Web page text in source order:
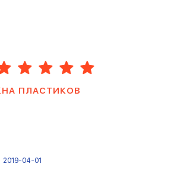
ПЛАСТИКОВ
2019-04-01